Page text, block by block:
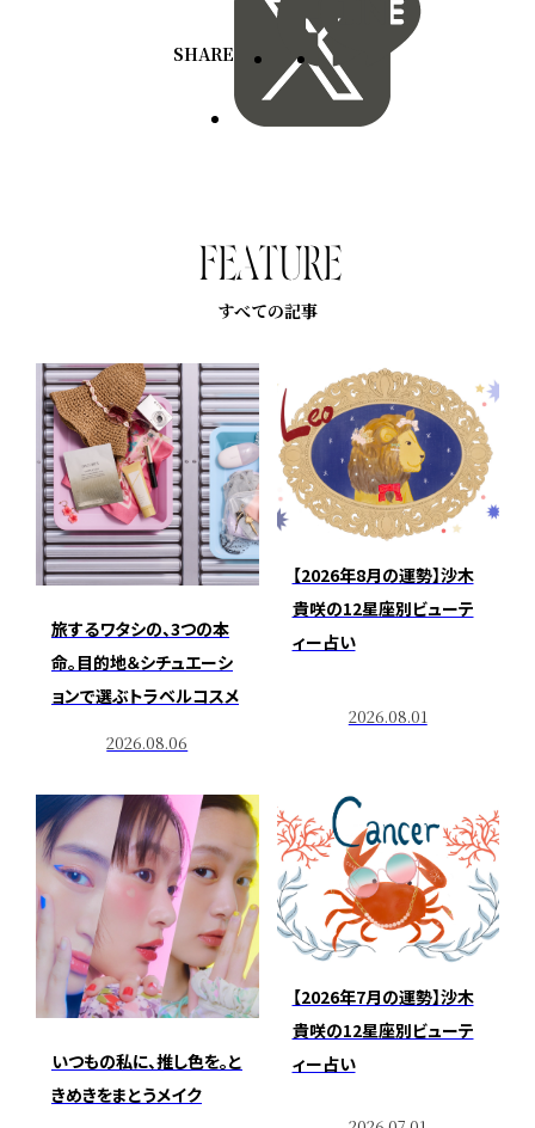
SHARE
FEAT URE
すべての記事
旅するワタシの、3つの本
命。目的地＆シチュエーシ
ョンで選ぶトラベルコスメ
2026.08.06
【2026年8月の運勢】沙木
貴咲の12星座別ビューテ
ィー占い
2026.08.01
いつもの私に、推し色を。と
きめきをまとうメイク
【2026年7月の運勢】沙木
貴咲の12星座別ビューテ
ィー占い